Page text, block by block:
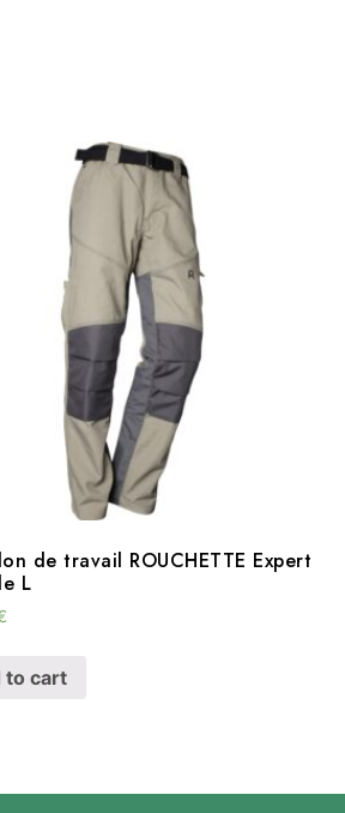
de travail ROUCHETTE Expert
L
to cart